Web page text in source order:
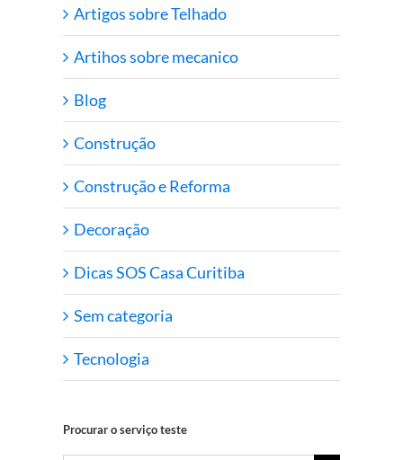
Artigos sobre Telhado
Artihos sobre mecanico
Blog
Construção
Construção e Reforma
Decoração
Dicas SOS Casa Curitiba
Sem categoria
Tecnologia
Procurar o serviço teste